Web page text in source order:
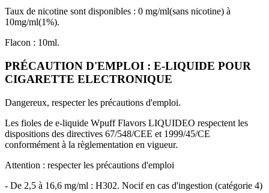
Taux de nicotine sont disponibles : 0 mg/ml(sans nicotine) à
10mg/ml(1%).
Flacon : 10ml.
PRÉCAUTION D'EMPLOI : E-LIQUIDE POUR
CIGARETTE ELECTRONIQUE
Dangereux, respecter les précautions d'emploi.
Les fioles de e-liquide Wpuff Flavors LIQUIDEO respectent les
dispositions des directives 67/548/CEE et 1999/45/CE
conformément à la règlementation en vigueur.
Attention : respecter les précautions d'emploi
- De 2,5 à 16,6 mg/ml : H302. Nocif en cas d'ingestion (catégorie 4)